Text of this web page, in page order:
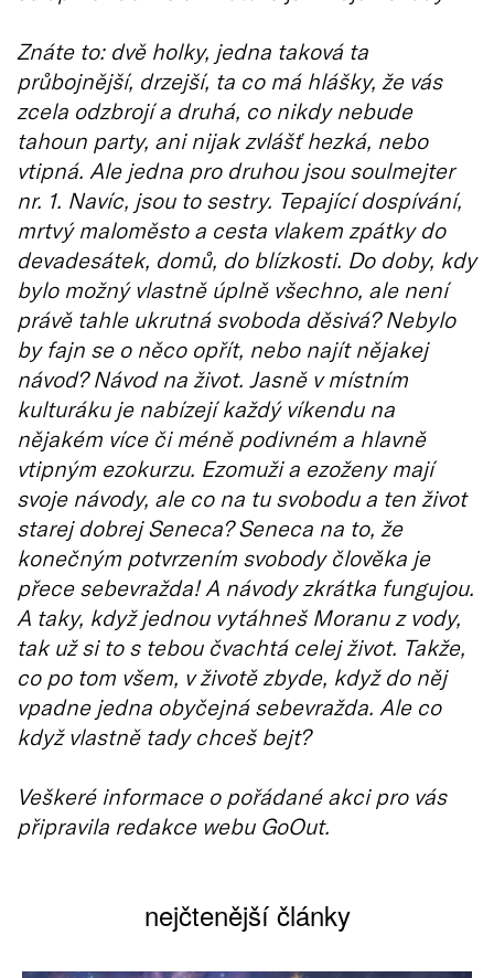
Znáte to: dvě holky, jedna taková ta
průbojnější, drzejší, ta co má hlášky, že vás
zcela odzbrojí a druhá, co nikdy nebude
tahoun party, ani nijak zvlášť hezká, nebo
vtipná. Ale jedna pro druhou jsou soulmejter
nr. 1. Navíc, jsou to sestry. Tepající dospívání,
mrtvý maloměsto a cesta vlakem zpátky do
devadesátek, domů, do blízkosti. Do doby, kdy
bylo možný vlastně úplně všechno, ale není
právě tahle ukrutná svoboda děsivá? Nebylo
by fajn se o něco opřít, nebo najít nějakej
návod? Návod na život. Jasně v místním
kulturáku je nabízejí každý víkendu na
nějakém více či méně podivném a hlavně
vtipným ezokurzu. Ezomuži a ezoženy mají
svoje návody, ale co na tu svobodu a ten život
starej dobrej Seneca? Seneca na to, že
konečným potvrzením svobody člověka je
přece sebevražda! A návody zkrátka fungujou.
A taky, když jednou vytáhneš Moranu z vody,
tak už si to s tebou čvachtá celej život. Takže,
co po tom všem, v životě zbyde, když do něj
vpadne jedna obyčejná sebevražda. Ale co
když vlastně tady chceš bejt?
Veškeré informace o pořádané akci pro vás
připravila redakce webu GoOut.
nejčtenější články